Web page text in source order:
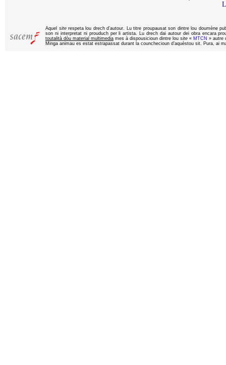
Aquel siterespeta lou drech d’autour. Lu titre proupausat son dintre lou doumène
son ni interpretat ni prouduch per li artista. Lu drech dai autour dei obra encara
toutalità dòu material multimedia mes à dispousicioun dintre lou site « MTCN » autre
Minga animau es estat estrapassat durant la counchecioun d’aquèstou sit. Pura, ai